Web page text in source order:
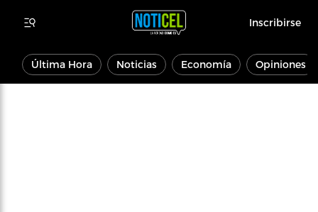
Inscribirse
Última Hora Noticias Economía Opiniones